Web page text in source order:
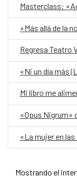
«Más allá de la
Regresa Teatro
«Ni un día más
Mi libro me
«Opus Nigrum»
Mostrando el